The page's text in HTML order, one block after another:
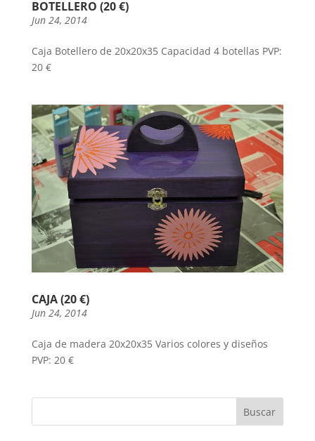
BOTELLERO (20 €)
Jun 24, 2014
Caja Botellero de 20x20x35 Capacidad 4 botellas PVP:
20 €
CAJA (20 €)
Jun 24, 2014
Caja de madera 20x20x35 Varios colores y diseños
PVP: 20 €